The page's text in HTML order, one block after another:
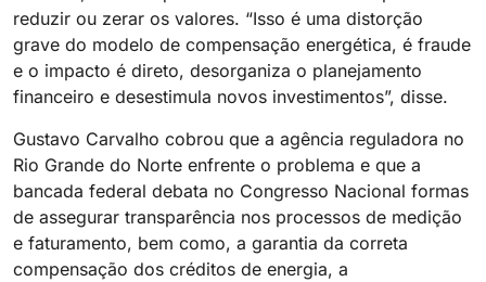
reduzir ou zerar os valores. “Isso é uma distorção
grave do modelo de compensação energética, é fraude
e o impacto é direto, desorganiza o planejamento
financeiro e desestimula novos investimentos”, disse.
Gustavo Carvalho cobrou que a agência reguladora no
Rio Grande do Norte enfrente o problema e que a
bancada federal debata no Congresso Nacional formas
de assegurar transparência nos processos de medição
e faturamento, bem como, a garantia da correta
compensação dos créditos de energia, a